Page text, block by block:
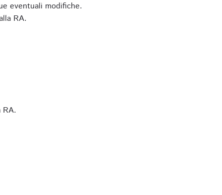
eventuali modifiche.
RA.